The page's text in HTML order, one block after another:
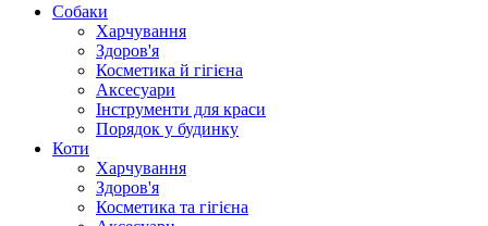
Собаки
Харчування
Здоров'я
Косметика й гігієна
Аксесуари
Інструменти для краси
Порядок у будинку
Коти
Харчування
Здоров'я
Косметика та гігієна